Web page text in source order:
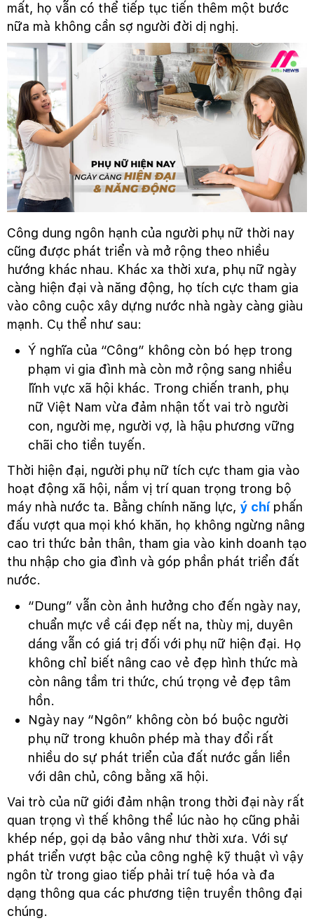
mất, họ vẫn có thể tiếp tục tiến thêm một bước
nữa mà không cần sợ người đời dị nghị.
Công dung ngôn hạnh của người phụ nữ thời nay
cũng được phát triển và mở rộng theo nhiều
hướng khác nhau. Khác xa thời xưa, phụ nữ ngày
càng hiện đại và năng động, họ tích cực tham gia
vào công cuộc xây dựng nước nhà ngày càng giàu
mạnh. Cụ thể như sau:
Ý nghĩa của “Công” không còn bó hẹp trong
phạm vi gia đình mà còn mở rộng sang nhiều
lĩnh vực xã hội khác. Trong chiến tranh, phụ
nữ Việt Nam vừa đảm nhận tốt vai trò người
con, người mẹ, người vợ, là hậu phương vững
chãi cho tiền tuyến.
Thời hiện đại, người phụ nữ tích cực tham gia vào
hoạt động xã hội, nắm vị trí quan trọng trong bộ
máy nhà nước ta. Bằng chính năng lực, ý chíphấn
đấu vượt qua mọi khó khăn, họ không ngừng nâng
cao tri thức bản thân, tham gia vào kinh doanh tạo
thu nhập cho gia đình và góp phần phát triển đất
nước.
“Dung” vẫn còn ảnh hưởng cho đến ngày nay,
chuẩn mực về cái đẹp nết na, thùy mị, duyên
dáng vẫn có giá trị đối với phụ nữ hiện đại. Họ
không chỉ biết nâng cao vẻ đẹp hình thức mà
còn nâng tầm tri thức, chú trọng vẻ đẹp tâm
hồn.
Ngày nay “Ngôn” không còn bó buộc người
phụ nữ trong khuôn phép mà thay đổi rất
nhiều do sự phát triển của đất nước gắn liền
với dân chủ, công bằng xã hội.
Vai trò của nữ giới đảm nhận trong thời đại này rất
quan trọng vì thế không thể lúc nào họ cũng phải
khép nép, gọi dạ bảo vâng như thời xưa. Với sự
phát triển vượt bậc của công nghệ kỹ thuật vì vậy
ngôn từ trong giao tiếp phải trí tuệ hóa và đa
dạng thông qua các phương tiện truyền thông đại
chúng.